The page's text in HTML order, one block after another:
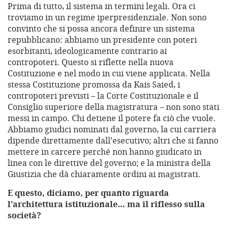
Prima di tutto, il sistema in termini legali. Ora ci
troviamo in un regime iperpresidenziale. Non sono
convinto che si possa ancora definire un sistema
repubblicano: abbiamo un presidente con poteri
esorbitanti, ideologicamente contrario ai
contropoteri. Questo si riflette nella nuova
Costituzione e nel modo in cui viene applicata. Nella
stessa Costituzione promossa da Kais Saied, i
contropoteri previsti – la Corte Costituzionale e il
Consiglio superiore della magistratura – non sono stati
messi in campo. Chi detiene il potere fa ciò che vuole.
Abbiamo giudici nominati dal governo, la cui carriera
dipende direttamente dall’esecutivo; altri che si fanno
mettere in carcere perché non hanno giudicato in
linea con le direttive del governo; e la ministra della
Giustizia che dà chiaramente ordini ai magistrati.
E questo, diciamo, per quanto riguarda
l’architettura istituzionale… ma il riflesso sulla
società?